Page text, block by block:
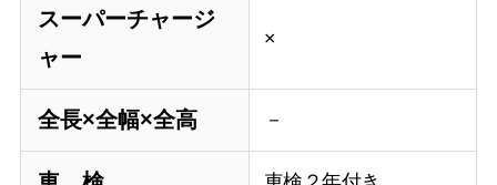
スーパーチャージ
ャー
×
全長×全幅×全高 －